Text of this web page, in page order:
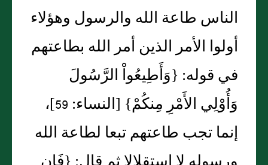
الناس طاعة الله والرسول وهؤلاء
أولوا الأمر الذين أمر الله بطاعتهم
في قوله‏:‏ ‏{‏وَأَطِيعُواْ الرَّسُولَ
وَأُوْلِي الأَمْرِ مِنكُمْ‏}‏ ‏[‏النساء‏:‏ 59‏]‏،
إنما تجب طاعتهم تبعا لطاعة الله